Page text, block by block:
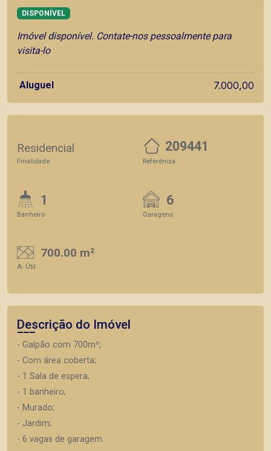
DISPONÍVEL
Imóvel disponível. Contate-nos pessoalmente para
visita-lo
Aluguel 7.000,00
Residencial
Finalidade
209441
Referência
1
Banheiro
6
Garagens
700.00 m²
A. Útil
Descrição do Imóvel
- Galpão com 700m²;
- Com área coberta;
- 1 Sala de espera;
- 1 banheiro;
- Murado;
- Jardim;
- 6 vagas de garagem.